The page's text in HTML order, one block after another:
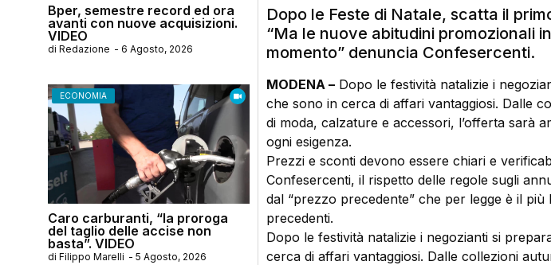
Bper, semestre record ed ora
avanti con nuove acquisizioni.
VIDEO
di Redazione - 6 Agosto, 2026
ECONOMIA
Caro carburanti, “la proroga
del taglio delle accise non
basta”. VIDEO
di Filippo Marelli - 5 Agosto, 2026
Dopo le Feste di Natale, scatta il
“Ma le nuove abitudini promozionali
momento” denuncia Confesercenti.
MODENA –Dopo le festività natalizie i
che sono in cerca di affari vantaggiosi. Dalle
di moda, calzature e accessori, l’offerta sarà
ogni esigenza.
Prezzi e sconti devono essere chiari e
Confesercenti, il rispetto delle regole sugli
dal “prezzo precedente” che per legge è il
precedenti.
Dopo le festività natalizie i negozianti si
cerca di affari vantaggiosi. Dalle collezioni